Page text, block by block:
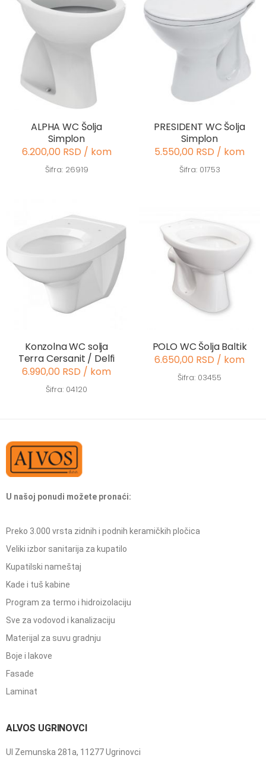
ALPHA WC Šolja
Simplon
6.200,00 RSD / kom
Šifra: 26919
PRESIDENT WC Šolja
Simplon
5.550,00 RSD / kom
Šifra: 01753
Konzolna WC solja
Terra Cersanit / Delfi
6.990,00 RSD / kom
Šifra: 04120
POLO WC Šolja Baltik
6.650,00 RSD / kom
Šifra: 03455
U našoj ponudi možete pronaći:
Preko 3.000 vrsta zidnih i podnih keramičkih pločica
Veliki izbor sanitarija za kupatilo
Kupatilski nameštaj
Kade i tuš kabine
Program za termo i hidroizolaciju
Sve za vodovod i kanalizaciju
Materijal za suvu gradnju
Boje i lakove
Fasade
Laminat
ALVOS UGRINOVCI
Ul Zemunska 281a, 11277 Ugrinovci